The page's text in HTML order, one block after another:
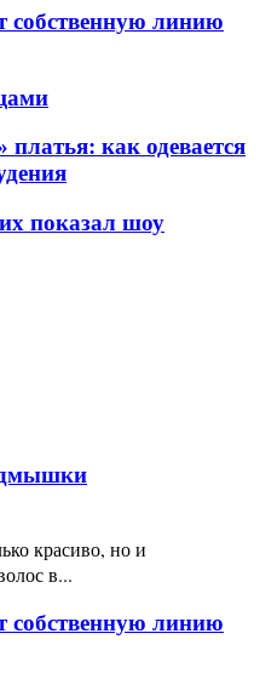
собственную линию
как одевается
показал шоу
красиво, но и
в...
собственную линию